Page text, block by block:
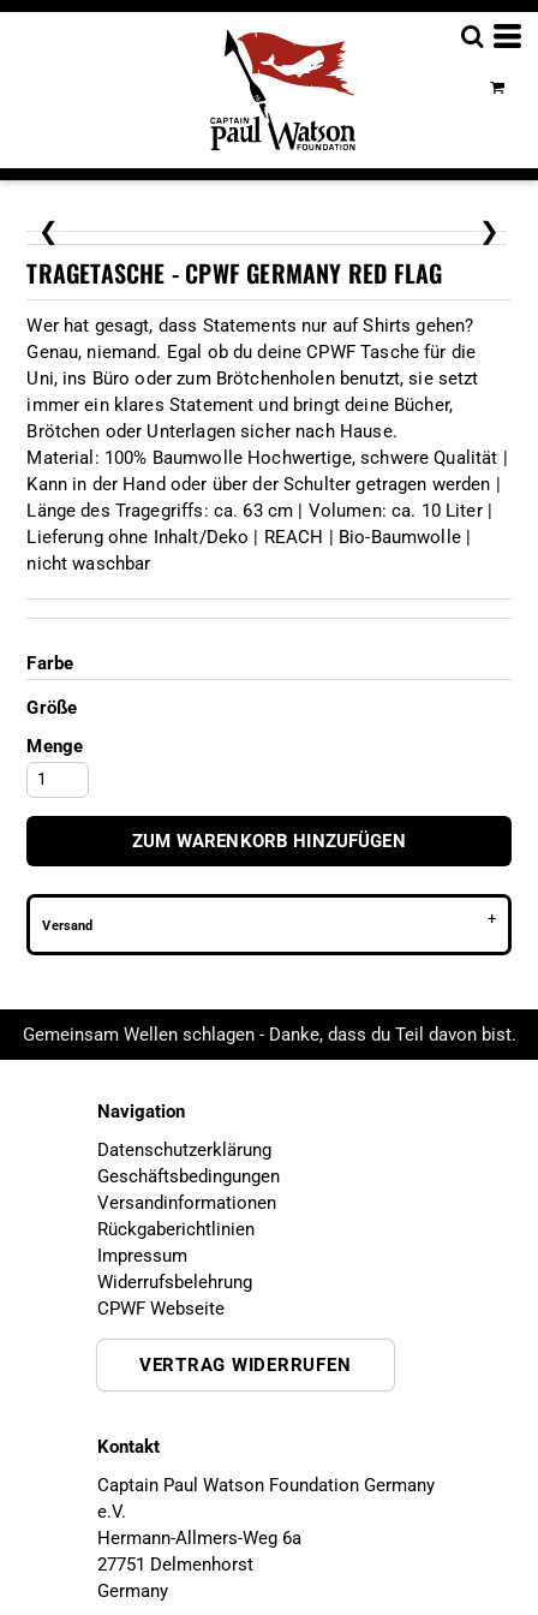
❮ ❯
TRAGETASCHE - CPWF GERMANY RED FLAG
Wer hat gesagt, dass Statements nur auf Shirts gehen?
Genau, niemand. Egal ob du deine CPWF Tasche für die
Uni, ins Büro oder zum Brötchenholen benutzt, sie setzt
immer ein klares Statement und bringt deine Bücher,
Brötchen oder Unterlagen sicher nach Hause.
Material: 100% Baumwolle Hochwertige, schwere Qualität |
Kann in der Hand oder über der Schulter getragen werden |
Länge des Tragegriffs: ca. 63 cm | Volumen: ca. 10 Liter |
Lieferung ohne Inhalt/Deko | REACH | Bio-Baumwolle |
nicht waschbar
Farbe
Größe
Menge
ZUM WARENKORB HINZUFÜGEN
Versand
Gemeinsam Wellen schlagen - Danke, dass du Teil davon bist.
Navigation
Datenschutzerklärung
Geschäftsbedingungen
Versandinformationen
Rückgaberichtlinien
Impressum
Widerrufsbelehrung
CPWF Webseite
VERTRAG WIDERRUFEN
Kontakt
Captain Paul Watson Foundation Germany
e.V.
Hermann-Allmers-Weg 6a
27751 Delmenhorst
Germany